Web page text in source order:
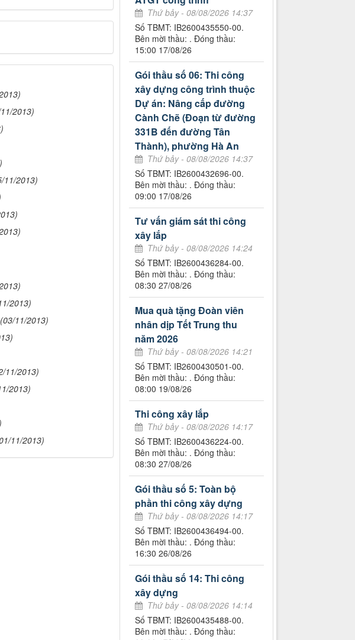
2013)
11/2013)
2013)
(03/11/2013)
11/2013)
2013)
11/2013)
Thứ bảy - 08/08/2026 14:37
Số TBMT: IB2600435550-00.
Bên mời thầu: . Đóng thầu:
15:00 17/08/26
Gói thầu số 06: Thi công
xây dựng công trình thuộc
Dự án: Nâng cấp đường
Cành Chẽ (Đoạn từ đường
331B đến đường Tân
Thành), phường Hà An
Thứ bảy - 08/08/2026 14:37
Số TBMT: IB2600432696-00.
Bên mời thầu: . Đóng thầu:
09:00 17/08/26
Tư vấn giám sát thi công
xây lắp
Thứ bảy - 08/08/2026 14:24
Số TBMT: IB2600436284-00.
Bên mời thầu: . Đóng thầu:
08:30 27/08/26
Mua quà tặng Đoàn viên
nhân dịp Tết Trung thu
năm 2026
Thứ bảy - 08/08/2026 14:21
Số TBMT: IB2600430501-00.
Bên mời thầu: . Đóng thầu:
08:00 19/08/26
Thi công xây lắp
Thứ bảy - 08/08/2026 14:17
Số TBMT: IB2600436224-00.
Bên mời thầu: . Đóng thầu:
08:30 27/08/26
Gói thầu số 5: Toàn bộ
phần thi công xây dựng
Thứ bảy - 08/08/2026 14:17
Số TBMT: IB2600436494-00.
Bên mời thầu: . Đóng thầu:
16:30 26/08/26
Gói thầu số 14: Thi công
xây dựng
Thứ bảy - 08/08/2026 14:14
Số TBMT: IB2600435488-00.
Bên mời thầu: . Đóng thầu: